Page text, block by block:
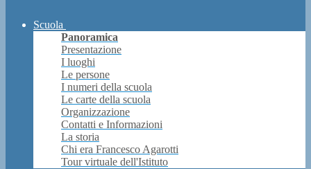
Scuola
Panoramica
Presentazione
I luoghi
Le persone
I numeri della scuola
Le carte della scuola
Organizzazione
Contatti e Informazioni
La storia
Chi era Francesco Agarotti
Tour virtuale dell'Istituto